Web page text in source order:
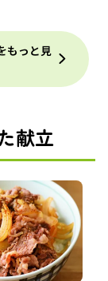
もっと見
献立